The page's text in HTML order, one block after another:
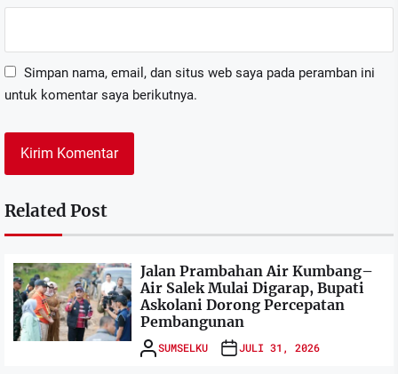
Simpan nama, email, dan situs web saya pada peramban ini
untuk komentar saya berikutnya.
Related Post
Jalan Prambahan Air Kumbang–
Air Salek Mulai Digarap, Bupati
Askolani Dorong Percepatan
Pembangunan
SUMSELKU JULI 31, 2026